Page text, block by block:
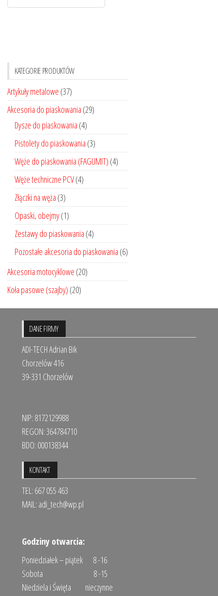
do
produktu
KATEGORIE PRODUKTÓW
Artykuły metalowe (37)
Akcesoria do piaskowania (29)
Dysze do piaskowania (4)
Pistolety do piaskowania (3)
Węże do piaskowania (FAGUMIT) (4)
Węże techniczne PCV(4)
Złączki na węża (3)
Opaski, obejmy(1)
Zestawy do piaskowania (4)
Pozostałe akcesoria do piaskowania (6)
Akcesoria motocyklowe (20)
Koła pasowe (szajby) (20)
DANE FIRMY
ADI-TECH Adrian Bik
Chorzelów 416
39-331 Chorzelów
NIP: 8172129988
REGON: 364784710
BDO: 000138344
KONTAKT
TEL: 667 055 463
MAIL: adi_tech@wp.pl
Godziny otwarcia:
Poniedziałek – piątek 8 -16
Sobota 8 -15
Niedziela i Święta nieczynne